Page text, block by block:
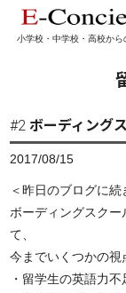
小学校・中学校・高校から
#2 ボーディング
2017/08/15
＜昨日のブログに続
ボーディングスク
て、
今までいくつかの視
・留学生の英語力